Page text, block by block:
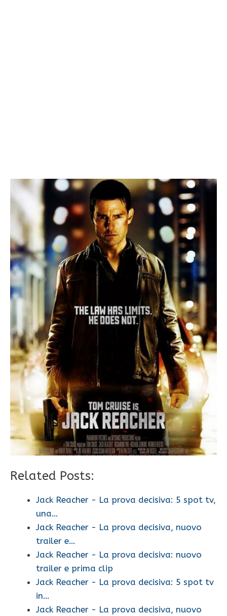
Related Posts:
Jack Reacher - La prova decisiva: 5 spot tv,
una…
Jack Reacher - La prova decisiva, nuovo
trailer e…
Jack Reacher - La prova decisiva: nuovo
trailer e prima clip
Jack Reacher - La prova decisiva: 5 spot tv
in…
Jack Reacher - La prova decisiva, nuovo